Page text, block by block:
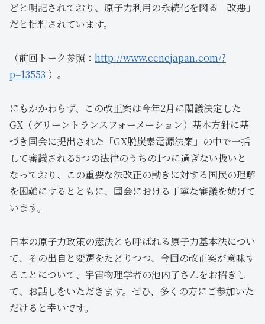
どと明記されており、原子力利用の永続化を図る「改悪」
だと批判されています。
（前回トーク参照： http://www.ccnejapan.com/?
p=13553 ）。
にもかかわらず、この改正案は今年2月に閣議決定した
GX（グリーントランスフォーメーション）基本方針に基
づき国会に提出された「GX脱炭素電源法案」の中で一括
して審議される5つの法律のうちの1つに過ぎない扱いと
なっており、この重要な法改正の動きに対する国民の理解
を困難にするとともに、国会における丁寧な審議を妨げて
います。
日本の原子力政策の憲法とも呼ばれる原子力基本法につい
て、その出自と変遷をたどりつつ、今回の改正案が意味す
ることについて、宇宙物理学者の池内了さんをお招きし
て、お話しをいただきます。ぜひ、多くの方にご参加いた
だけると幸いです。